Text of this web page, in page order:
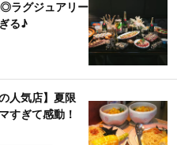
ラグジュアリー
る♪
人気店】夏限
すぎて感動！